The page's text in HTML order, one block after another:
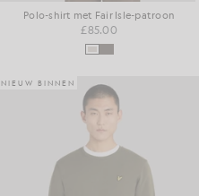
Polo-shirt met Fair Isle-patroon
£85.00
NIEUW BINNEN